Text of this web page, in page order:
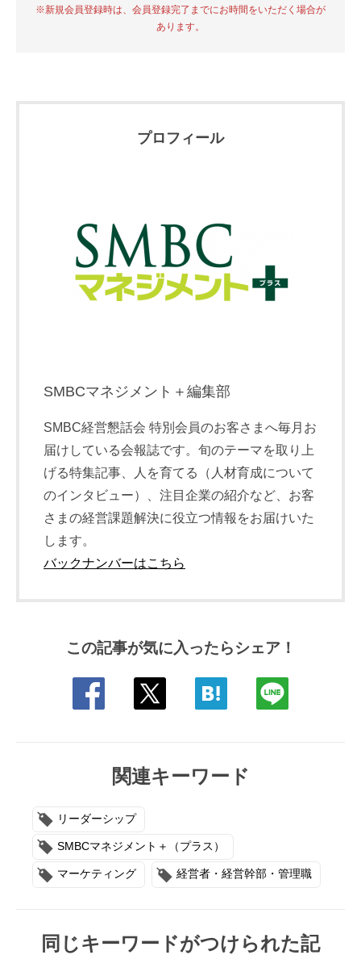
※新規会員登録時は、会員登録完了までにお時間をいただく場合が
あります。
プロフィール
SMBCマネジメント＋編集部
SMBC経営懇話会 特別会員のお客さまへ毎月お
届けしている会報誌です。旬のテーマを取り上
げる特集記事、人を育てる（人材育成について
のインタビュー）、注目企業の紹介など、お客
さまの経営課題解決に役立つ情報をお届けいた
します。
バックナンバーはこちら
この記事が気に入ったらシェア！
関連キーワード
リーダーシップ
SMBCマネジメント＋（プラス）
マーケティング 経営者・経営幹部・管理職
同じキーワードがつけられた記